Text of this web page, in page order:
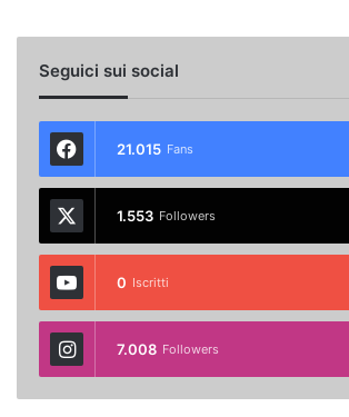
Seguici sui social
21.015 Fans
1.553 Followers
0 Iscritti
7.008 Followers